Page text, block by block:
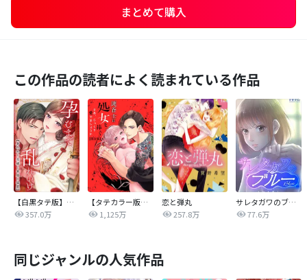
まとめて購入
この作品の読者によく読まれている作品
【白黒タテ版】孕むまで乱れいけ～身代わり花嫁と軍服の猛愛
357.0万
【タテカラー版】漣蒼士に処女を捧ぐ～さあ、じっくり愛でましょうか
1,125万
恋と弾丸
257.8万
サレタガワのブルー【タテヨミ】
77.6万
同じジャンルの人気作品